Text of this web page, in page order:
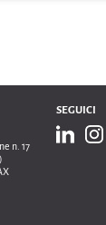
n. 17
SEGUICI